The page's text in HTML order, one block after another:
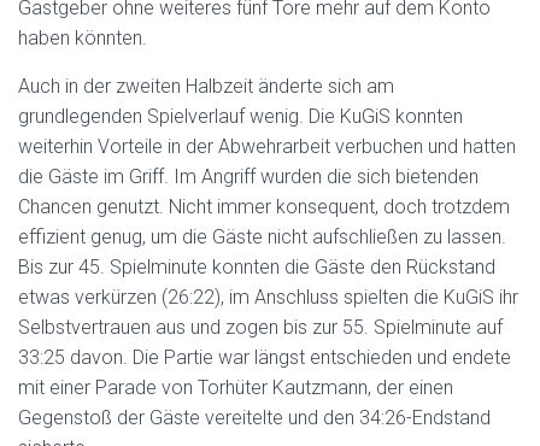
Gastgeber ohne weiteres fünf Tore mehr auf dem Konto
haben könnten.
Auch in der zweiten Halbzeit änderte sich am
grundlegenden Spielverlauf wenig. Die KuGiS konnten
weiterhin Vorteile in der Abwehrarbeit verbuchen und hatten
die Gäste im Griff. Im Angriff wurden die sich bietenden
Chancen genutzt. Nicht immer konsequent, doch trotzdem
effizient genug, um die Gäste nicht aufschließen zu lassen.
Bis zur 45. Spielminute konnten die Gäste den Rückstand
etwas verkürzen (26:22), im Anschluss spielten die KuGiS ihr
Selbstvertrauen aus und zogen bis zur 55. Spielminute auf
33:25 davon. Die Partie war längst entschieden und endete
mit einer Parade von Torhüter Kautzmann, der einen
Gegenstoß der Gäste vereitelte und den 34:26-Endstand